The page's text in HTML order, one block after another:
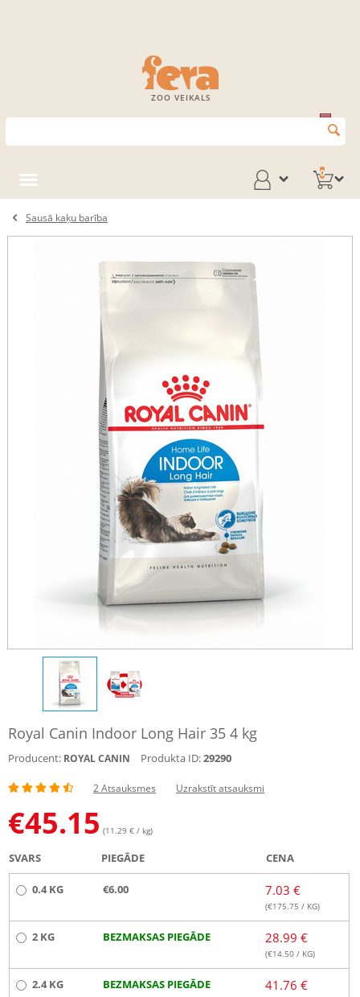
ZOO VEIKALS
0
Sausā kaķu barība
Royal Canin Indoor Long Hair 35 4 kg
Producent: ROYAL CANIN Produkta ID:29290
2 Atsauksmes Uzrakstīt atsauksmi
€45.15 (11.29 € / kg)
SVARS PIEGĀDE CENA
0.4 KG €6.00 7.03 €
(€175.75 / KG)
2 KG BEZMAKSAS PIEGĀDE 28.99 €
(€14.50 / KG)
2.4 KG BEZMAKSAS PIEGĀDE 41.76 €